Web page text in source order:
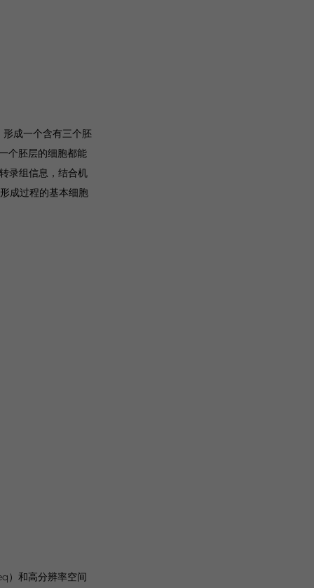
成一个含有三个胚
个胚层的细胞都能
录组信息，结合机
成过程的基本细胞
）和高分辨率空间